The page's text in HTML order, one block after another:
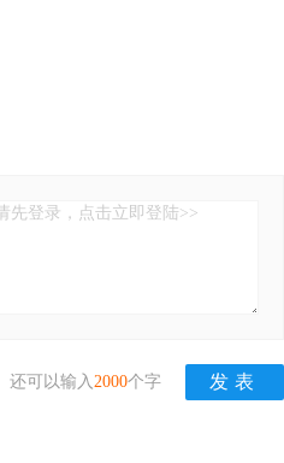
先登录，点击立即登陆>>
还可以输入 2000个字